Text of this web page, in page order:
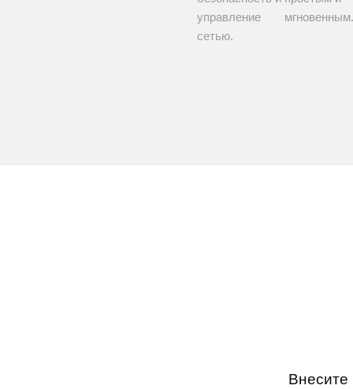
управление
сетью.
мгновенным.
Внесите